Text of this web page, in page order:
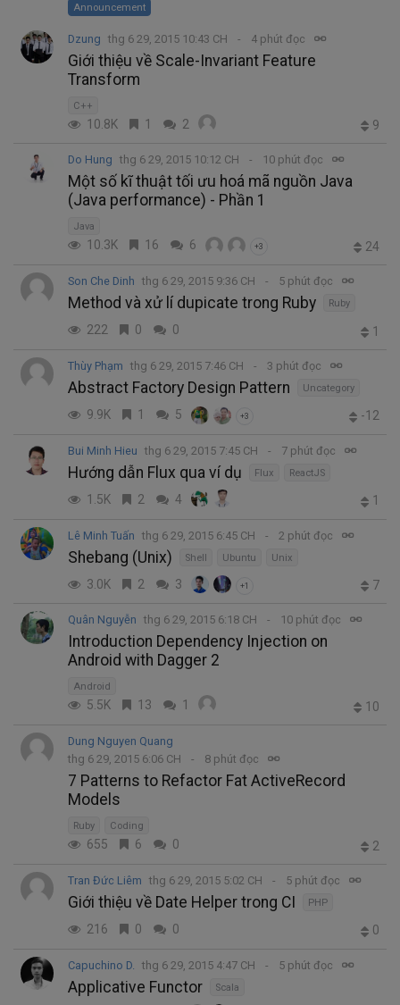
Announcement
Dzung thg 6 29, 2015 10:43 CH 4 phút đọc
Giới thiệu về Scale-Invariant Feature
Transform
C++
10.8K 1 2 9
Do Hung thg 6 29, 2015 10:12 CH 10 phút đọc
Một số kĩ thuật tối ưu hoá mã nguồn Java
(Java performance) - Phần 1
Java
10.3K 16 6 +3 24
Son Che Dinh thg 6 29, 2015 9:36 CH 5 phút đọc
Method và xử lí dupicate trong Ruby Ruby
222 0 0 1
Thùy Phạm thg 6 29, 2015 7:46 CH 3 phút đọc
Abstract Factory Design Pattern Uncategory
9.9K 1 5 +3 -12
Bui Minh Hieu thg 6 29, 2015 7:45 CH 7 phút đọc
Hướng dẫn Flux qua ví dụ Flux ReactJS
1.5K 2 4 1
Lê Minh Tuấn thg 6 29, 2015 6:45 CH 2 phút đọc
Shebang (Unix) Shell Ubuntu Unix
3.0K 2 3 +1 7
Quân Nguyễn thg 6 29, 2015 6:18 CH 10 phút đọc
Introduction Dependency Injection on
Android with Dagger 2
Android
5.5K 13 1 10
Dung Nguyen Quang
thg 6 29, 2015 6:06 CH
8 phút đọc
7 Patterns to Refactor Fat ActiveRecord
Models
Ruby Coding
655 6 0 2
Tran Đức Liêm thg 6 29, 2015 5:02 CH 5 phút đọc
Giới thiệu về Date Helper trong CI PHP
216 0 0 0
Capuchino D. thg 6 29, 2015 4:47 CH 5 phút đọc
Applicative Functor Scala